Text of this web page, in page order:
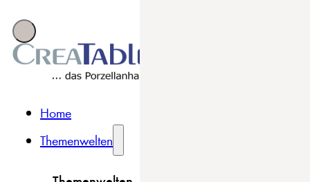
Home
Themenwelten